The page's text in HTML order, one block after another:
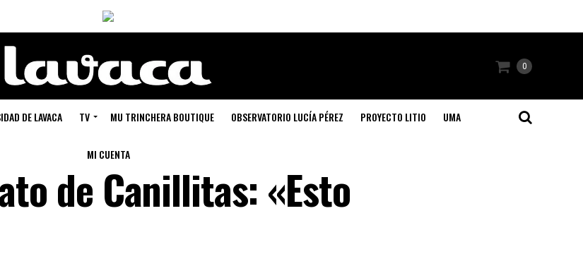
0
DE LAVACA TV MU TRINCHERA BOUTIQUE OBSERVATORIO LUCÍA PÉREZ PROYECTO LITIO UMA
MI CUENTA
de Canillitas: «Esto